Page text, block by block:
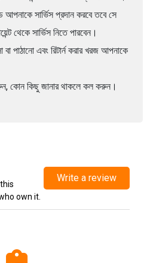
আপনাকে সার্ভিস প্রদান করবে তবে সে
থেকে সার্ভিস নিতে পারবেন।
পাঠানো এবং রিটার্ন করার খরজ আপনাকে
কোন কিছু জানার থাকলে কল করুন।
own it.
Write a review